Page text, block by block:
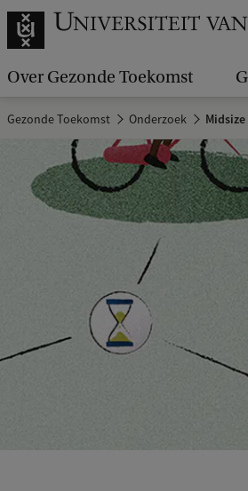
Over Gezonde Toekomst
Gezonde Toekomst Onderzoek